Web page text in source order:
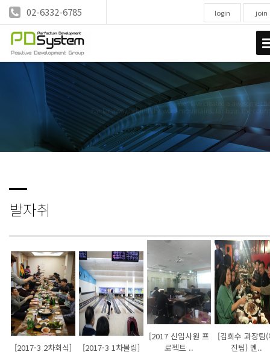
02-6332-6785 login join
We have created a awesome
Far far away,behind the word mountains, far from the
발자취
[2017-3 2차회식] [2017-3 1차볼링]
[2017 신입사원 프
로젝트 ..
[김희수 과장팀
진팀) 멘..